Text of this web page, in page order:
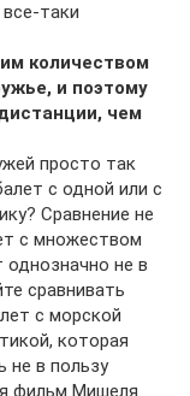
таки
количеством
и поэтому
чем
просто так
с одной или с
Сравнение не
с множеством
однозначно не в
сравнивать
с морской
которая
не в пользу
фильм Мишеля